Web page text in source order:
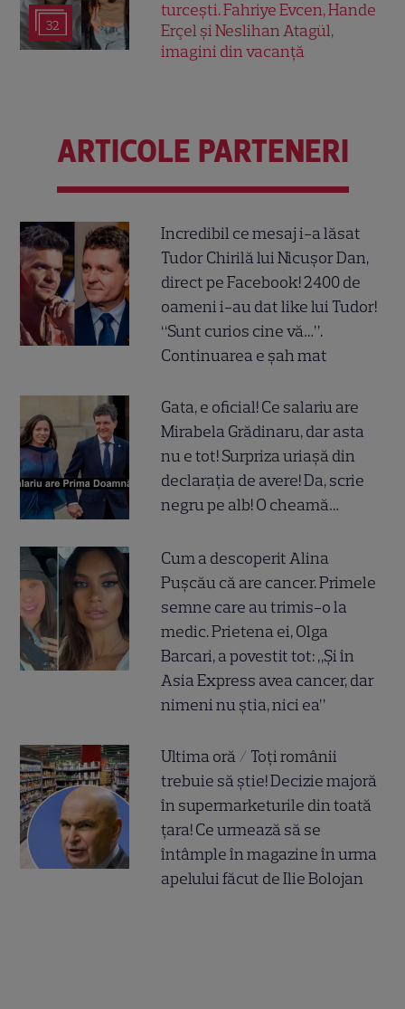
32
turcești. Fahriye Evcen, Hande
Erçel și Neslihan Atagül,
imagini din vacanță
ARTICOLE PARTENERI
Incredibil ce mesaj i-a lăsat
Tudor Chirilă lui Nicușor Dan,
direct pe Facebook! 2400 de
oameni i-au dat like lui Tudor!
“Sunt curios cine vă…”.
Continuarea e șah mat
Gata, e oficial! Ce salariu are
Mirabela Grădinaru, dar asta
nu e tot! Surpriza uriașă din
declarația de avere! Da, scrie
negru pe alb! O cheamă…
Cum a descoperit Alina
Pușcău că are cancer. Primele
semne care au trimis-o la
medic. Prietena ei, Olga
Barcari, a povestit tot: „Și în
Asia Express avea cancer, dar
nimeni nu știa, nici ea”
Ultima oră / Toți românii
trebuie să știe! Decizie majoră
în supermarketurile din toată
țara! Ce urmează să se
întâmple în magazine în urma
apelului făcut de Ilie Bolojan